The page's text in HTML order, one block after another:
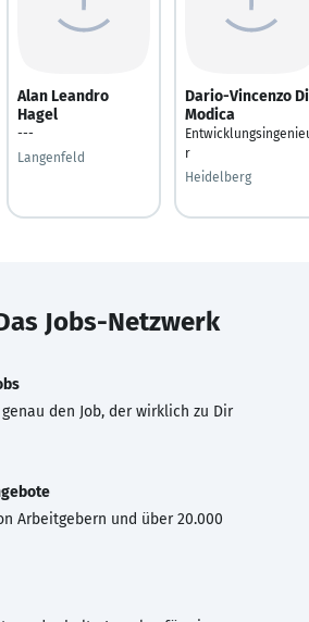
Alan Leandro
Hagel
---
Langenfeld
Dario-Vincenzo Di
Modica
r
Heidelberg
Jobs-Netzwerk
den Job, der wirklich zu Dir
Arbeitgebern und über 20.000